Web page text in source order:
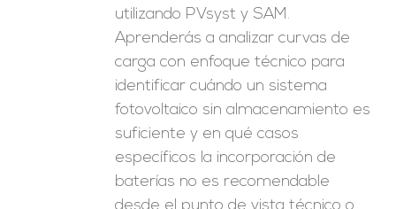
utilizando PVsyst y SAM.
Aprenderás a analizar curvas de
carga con enfoque técnico para
identificar cuándo un sistema
fotovoltaico sin almacenamiento es
suficiente y en qué casos
específicos la incorporación de
baterías no es recomendable